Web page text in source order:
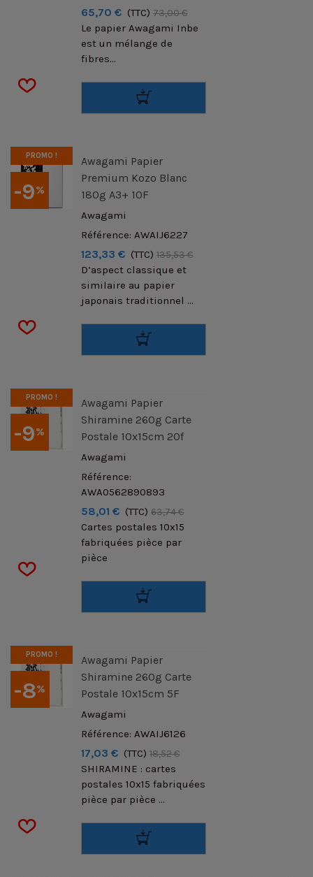
65,70 € (TTC) 73,00 €
Le papier Awagami Inbe
est un mélange de
fibres...
-9%
PROMO !
Awagami Papier
Premium Kozo Blanc
180g A3+ 10F
Awagami
Référence: AWAIJ6227
123,33 € (TTC) 135,53 €
D’aspect classique et
similaire au papier
japonais traditionnel ...
-9%
PROMO !
Awagami Papier
Shiramine 260g Carte
Postale 10x15cm 20f
Awagami
Référence:
AWA0562890893
58,01 € (TTC) 63,74 €
Cartes postales 10x15
fabriquées pièce par
pièce
-8%
PROMO !
Awagami Papier
Shiramine 260g Carte
Postale 10x15cm 5F
Awagami
Référence: AWAIJ6126
17,03 € (TTC) 18,52 €
SHIRAMINE : cartes
postales 10x15 fabriquées
pièce par pièce ...